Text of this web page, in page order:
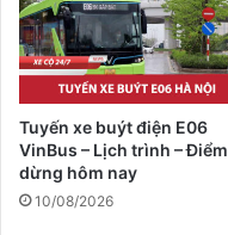
Tuyến xe buýt điện E06
VinBus – Lịch trình – Điểm
dừng hôm nay
10/08/2026